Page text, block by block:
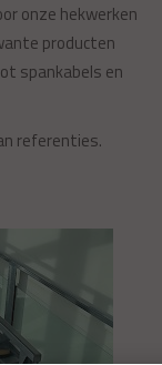
onze hekwerken
producten
spankabels en
referenties.